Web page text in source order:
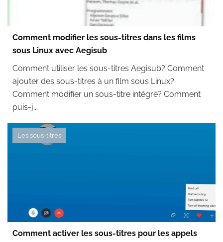
Comment modifier les sous-titres dans les films
sous Linux avec Aegisub
Comment utiliser les sous-titres Aegisub? Comment
ajouter des sous-titres à un film sous Linux?
Comment modifier un sous-titre intégré? Comment
puis-j...
Les sous-titres
Comment activer les sous-titres pour les appels